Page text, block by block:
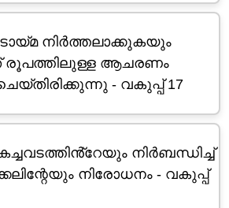
നിർത്തലാക്കുകയും
രൂപത്തിലുള്ള ആചരണം
- വകുപ്പ് 17
നിർബന്ധിച്ച്
നിരോധനം - വകുപ്പ്